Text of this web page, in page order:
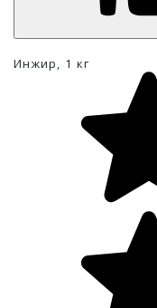
Инжир, 1 кг